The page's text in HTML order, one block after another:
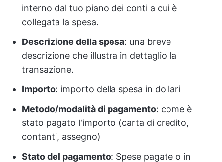
interno dal tuo piano dei conti a cui è
collegata la spesa.
Descrizione della spesa: una breve
descrizione che illustra in dettaglio la
transazione.
Importo: importo della spesa in dollari
Metodo/modalità di pagamento: come è
stato pagato l'importo (carta di credito,
contanti, assegno)
Stato del pagamento: Spese pagate o in